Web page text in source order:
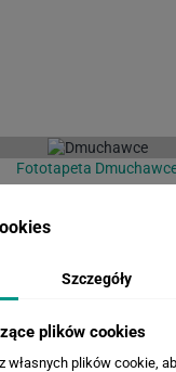
Fototapeta
Szczegóły
plików cookies
własnych plików cookie,